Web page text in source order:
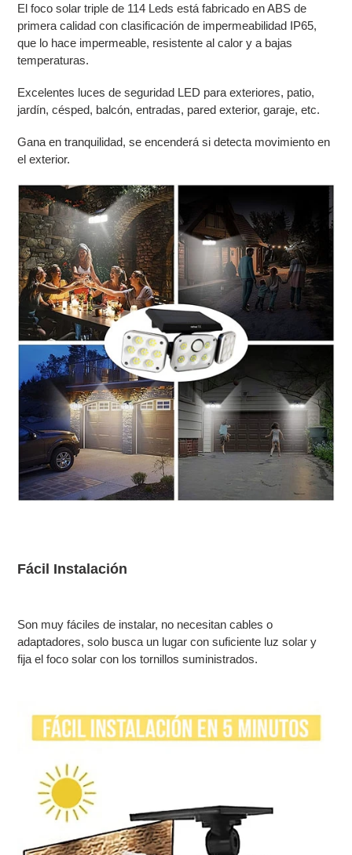
El foco solar triple de 114 Leds está fabricado en ABS de
primera calidad con clasificación de impermeabilidad IP65,
que lo hace impermeable, resistente al calor y a bajas
temperaturas.
Excelentes luces de seguridad LED para exteriores, patio,
jardín, césped, balcón, entradas, pared exterior, garaje, etc.
Gana en tranquilidad, se encenderá si detecta movimiento en
el exterior.
Fácil Instalación
Son muy fáciles de instalar, no necesitan cables o
adaptadores, solo busca un lugar con suficiente luz solar y
fija el foco solar con los tornillos suministrados.